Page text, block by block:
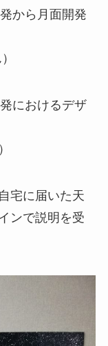
から月面開発
におけるデザ
宅に届いた天
ンで説明を受